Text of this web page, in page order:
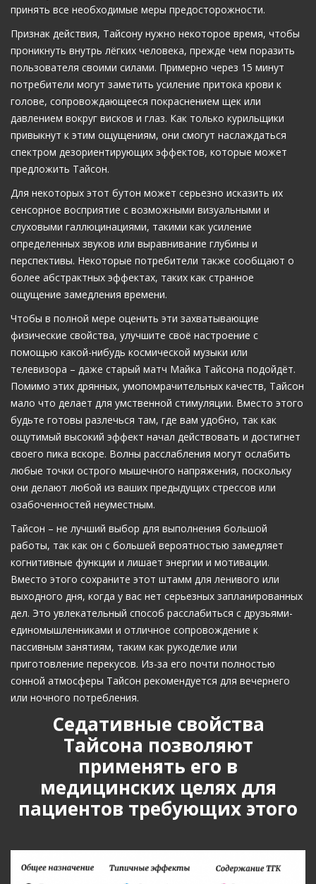
принять все необходимые меры предосторожности.
Признак действия, Тайсону нужно некоторое время, чтобы
проникнуть внутрь лёгких человека, прежде чем поразить
пользователя своими силами. Примерно через 15 минут
потребители могут заметить усиление притока крови к
голове, сопровождающееся покраснением щек или
давлением вокруг висков и глаз. Как только курильщики
привыкнут к этим ощущениям, они смогут наслаждаться
спектром дезориентирующих эффектов, которые может
предложить Тайсон.
Для некоторых этот бутон может серьезно исказить их
сенсорное восприятие с возможными визуальными и
слуховыми галлюцинациями, такими как усиление
определенных звуков или выравнивание глубины и
перспективы. Некоторые потребители также сообщают о
более абстрактных эффектах, таких как странное
ощущение замедления времени.
Чтобы в полной мере оценить эти захватывающие
физические свойства, улучшите своё настроение с
помощью какой-нибудь космической музыки или
телевизора – даже старый матч Майка Тайсона подойдёт.
Помимо этих дрянных, умопомрачительных качеств, Тайсон
мало что делает для умственной стимуляции. Вместо этого
будьте готовы разлечься там, где вам удобно, так как
ощутимый высокий эффект начал действовать и достигнет
своего пика вскоре. Волны расслабления могут ослабить
любые точки острого мышечного напряжения, поскольку
они делают любой из ваших предыдущих стрессов или
озабоченностей неуместным.
Тайсон – не лучший выбор для выполнения большой
работы, так как он с большей вероятностью замедляет
когнитивные функции и лишает энергии и мотивации.
Вместо этого сохраните этот штамм для ленивого или
выходного дня, когда у вас нет серьезных запланированных
дел. Это увлекательный способ расслабиться с друзьями-
единомышленниками и отличное сопровождение к
пассивным занятиям, таким как рукоделие или
приготовление перекусов. Из-за его почти полностью
сонной атмосферы Тайсон рекомендуется для вечернего
или ночного потребления.
Седативные свойства
Тайсона позволяют
применять его в
медицинских целях для
пациентов требующих этого